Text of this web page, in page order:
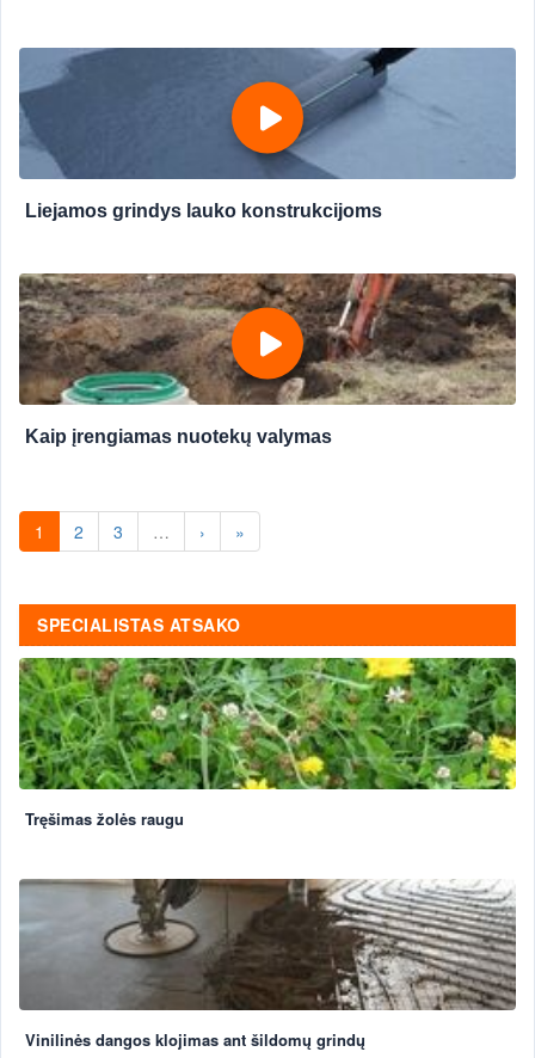
Liejamos grindys lauko konstrukcijoms
Kaip įrengiamas nuotekų valymas
1 2 3 … › »
SPECIALISTAS ATSAKO
Tręšimas žolės raugu
Vinilinės dangos klojimas ant šildomų grindų